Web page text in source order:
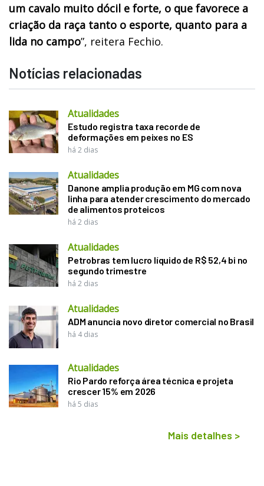
um cavalo muito dócil e forte, o que favorece a
criação da raça tanto o esporte, quanto para a
lida no campo”, reitera Fechio.
Notícias relacionadas
Atualidades
Estudo registra taxa recorde de
deformações em peixes no ES
há 2 dias
Atualidades
Danone amplia produção em MG com nova
linha para atender crescimento do mercado
de alimentos proteicos
há 2 dias
Atualidades
Petrobras tem lucro líquido de R$ 52,4 bi no
segundo trimestre
há 2 dias
Atualidades
ADM anuncia novo diretor comercial no Brasil
há 4 dias
Atualidades
Rio Pardo reforça área técnica e projeta
crescer 15% em 2026
há 5 dias
Mais detalhes >